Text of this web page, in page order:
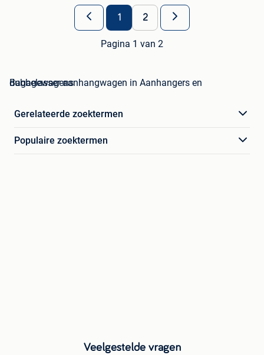
1 2
Pagina 1 van 2
dubbelasser aanhangwagen in Aanhangers en Bagagewagens
Gerelateerde zoektermen
Populaire zoektermen
Veelgestelde vragen